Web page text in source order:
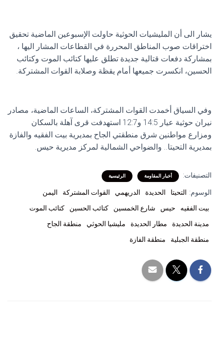
يشار الى أن المليشيات الحوثية حاولت الإسبوعين الماضية تحقيق
اختراقات صوب المناطق المحررة في القطاعات المشار اليها ،
بمشاركة دفعات قتالية جديدة تطلق عليها كتائب الموت وكتائب
الحسين، انكسرت جميعها أمام يقظة وصلابة القوات المشتركة.
وفي السياق أخمدت القوات المشتركة، الساعات الماضية، مصادر
نيران حوثية عيار 14:5 و12:7 استهدفت قرى آهلة بالسكان
ومزارع مواطنين شرق منطقتي الجاح بمديرية بيت الفقيه والفازة
بمديرية التحيتا.. والضواحي الشمالية لمركز مديرية حيس.
التصنيفات: أخبار المقاومة الرئيسية
الوسوم: التحيتا الحديدة الدريهمي القوات المشتركة
اليمن
بيت الفقيه
حيس شارع الخمسين كتائب الحسين
كتائب الموت
مدينة الحديدة
مطار الحديدة مليشيا الحوثي
منطقة الجاح
منطقة الجبلية
منطقة الفازة